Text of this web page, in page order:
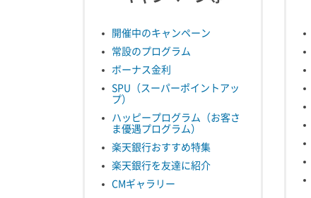
開催中のキャンペーン
常設のプログラム
ボーナス金利
SPU（スーパーポイントアッ
プ）
ハッピープログラム（お客さ
ま優遇プログラム）
楽天銀行おすすめ特集
楽天銀行を友達に紹介
CMギャラリー